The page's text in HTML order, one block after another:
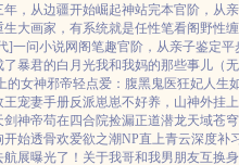
年，从边疆开始崛起神站完本官阶，从
生大画家，有系统就是任性笔看阁 野性
]一问小说网 阁笔趣官阶，从亲子鉴定平
了暴君的白月光我和我妈的那些事儿（无
的女神邪帝轻点爱：腹黑鬼医狂妃人生
王宠妻手册反派崽崽不好养，山神外挂
剑神帝苟在四合院捡漏正道潜龙天域苍穹
开始透骨欢爱欲之潮NP直上青云深度补
展曝光了！ 关于我哥和我男朋友互换